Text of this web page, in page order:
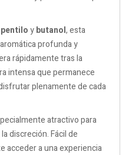
ybutanol, esta
profunda y
rápidamente tras la
intensa que permanece
plenamente de cada
atractivo para
discreción. Fácil de
acceder a una experiencia